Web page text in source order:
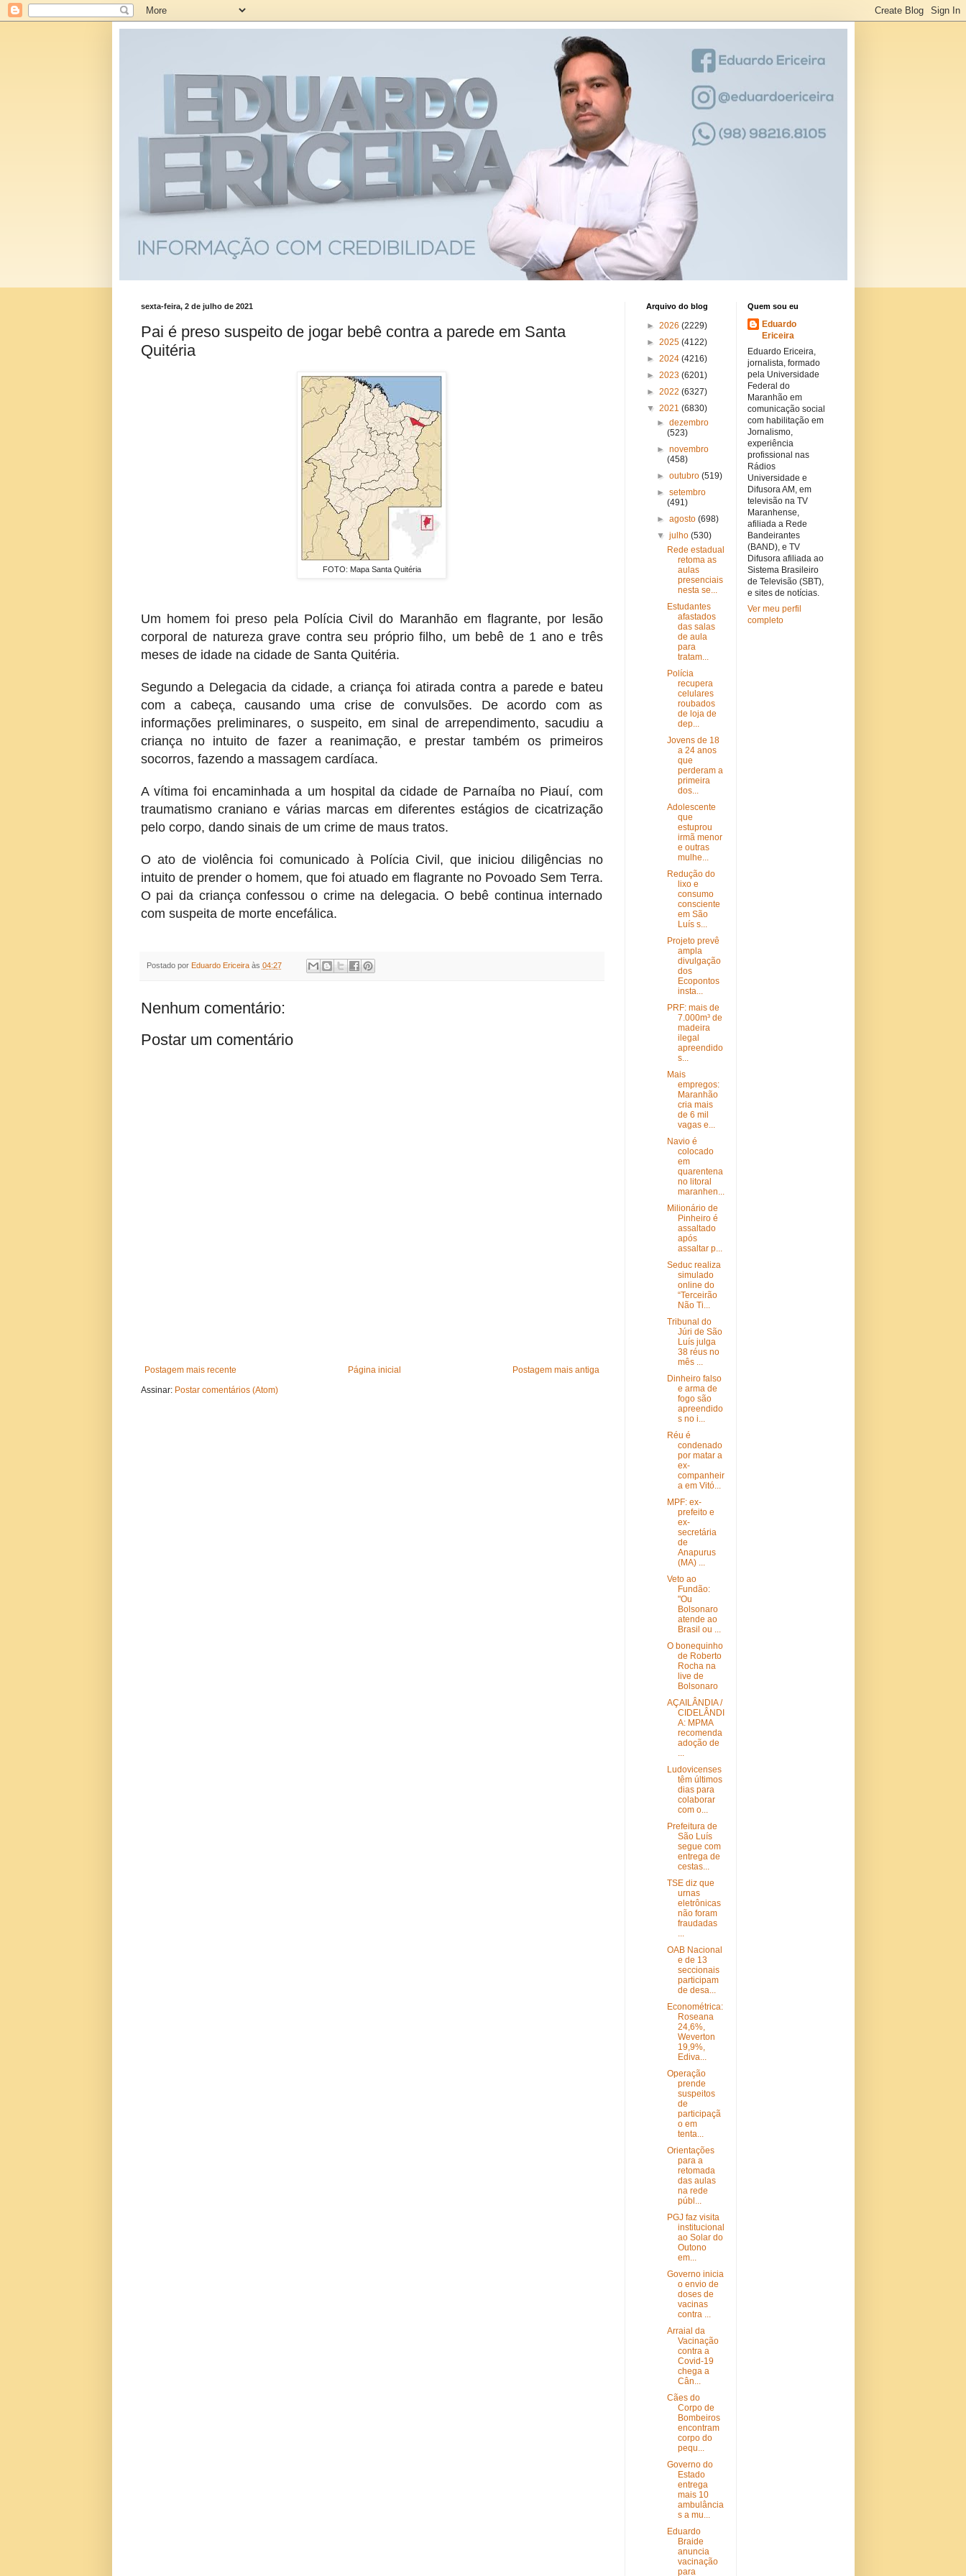
sexta-feira, 2 de julho de 2021
Pai é preso suspeito de jogar bebê contra a parede em Santa
Quitéria
FOTO: Mapa Santa Quitéria
Um homem foi preso pela Polícia Civil do Maranhão em flagrante, por lesão
corporal de natureza grave contra seu próprio filho, um bebê de 1 ano e três
meses de idade na cidade de Santa Quitéria.
Segundo a Delegacia da cidade, a criança foi atirada contra a parede e bateu
com a cabeça, causando uma crise de convulsões. De acordo com as
informações preliminares, o suspeito, em sinal de arrependimento, sacudiu a
criança no intuito de fazer a reanimação, e prestar também os primeiros
socorros, fazendo a massagem cardíaca.
A vítima foi encaminhada a um hospital da cidade de Parnaíba no Piauí, com
traumatismo craniano e várias marcas em diferentes estágios de cicatrização
pelo corpo, dando sinais de um crime de maus tratos.
O ato de violência foi comunicado à Polícia Civil, que iniciou diligências no
intuito de prender o homem, que foi atuado em flagrante no Povoado Sem Terra.
O pai da criança confessou o crime na delegacia. O bebê continua internado
com suspeita de morte encefálica.
Postado por Eduardo Ericeira às 04:27
Nenhum comentário:
Postar um comentário
Postagem mais recente Postagem mais antiga
Página inicial
Assinar: Postar comentários (Atom)
Arquivo do blog
► 2026 (2229)
► 2025 (4122)
► 2024 (4216)
► 2023 (6201)
► 2022 (6327)
▼ 2021 (6830)
► dezembro
(523)
► novembro
(458)
► outubro (519)
► setembro
(491)
► agosto (698)
▼ julho (530)
Rede estadual
retoma as
aulas
presenciais
nesta se...
Estudantes
afastados
das salas
de aula
para
tratam...
Polícia
recupera
celulares
roubados
de loja de
dep...
Jovens de 18
a 24 anos
que
perderam a
primeira
dos...
Adolescente
que
estuprou
irmã menor
e outras
mulhe...
Redução do
lixo e
consumo
consciente
em São
Luís s...
Projeto prevê
ampla
divulgação
dos
Ecopontos
insta...
PRF: mais de
7.000m³ de
madeira
ilegal
apreendido
s...
Mais
empregos:
Maranhão
cria mais
de 6 mil
vagas e...
Navio é
colocado
em
quarentena
no litoral
maranhen...
Milionário de
Pinheiro é
assaltado
após
assaltar p...
Seduc realiza
simulado
online do
“Terceirão
Não Ti...
Tribunal do
Júri de São
Luís julga
38 réus no
mês ...
Dinheiro falso
e arma de
fogo são
apreendido
s no i...
Réu é
condenado
por matar a
ex-
companheir
a em Vitó...
MPF: ex-
prefeito e
ex-
secretária
de
Anapurus
(MA) ...
Veto ao
Fundão:
"Ou
Bolsonaro
atende ao
Brasil ou ...
O bonequinho
de Roberto
Rocha na
live de
Bolsonaro
AÇAILÂNDIA /
CIDELÂNDI
A: MPMA
recomenda
adoção de
...
Ludovicenses
têm últimos
dias para
colaborar
com o...
Prefeitura de
São Luís
segue com
entrega de
cestas...
TSE diz que
urnas
eletrônicas
não foram
fraudadas
...
OAB Nacional
e de 13
seccionais
participam
de desa...
Econométrica:
Roseana
24,6%,
Weverton
19,9%,
Ediva...
Operação
prende
suspeitos
de
participaçã
o em
tenta...
Orientações
para a
retomada
das aulas
na rede
públ...
PGJ faz visita
institucional
ao Solar do
Outono
em...
Governo inicia
o envio de
doses de
vacinas
contra ...
Arraial da
Vacinação
contra a
Covid-19
chega a
Cân...
Cães do
Corpo de
Bombeiros
encontram
corpo do
pequ...
Governo do
Estado
entrega
mais 10
ambulância
s a mu...
Eduardo
Braide
anuncia
vacinação
para
Quem sou eu
Eduardo
Ericeira
Eduardo Ericeira,
jornalista, formado
pela Universidade
Federal do
Maranhão em
comunicação social
com habilitação em
Jornalismo,
experiência
profissional nas
Rádios
Universidade e
Difusora AM, em
televisão na TV
Maranhense,
afiliada a Rede
Bandeirantes
(BAND), e TV
Difusora afiliada ao
Sistema Brasileiro
de Televisão (SBT),
e sites de notícias.
Ver meu perfil
completo